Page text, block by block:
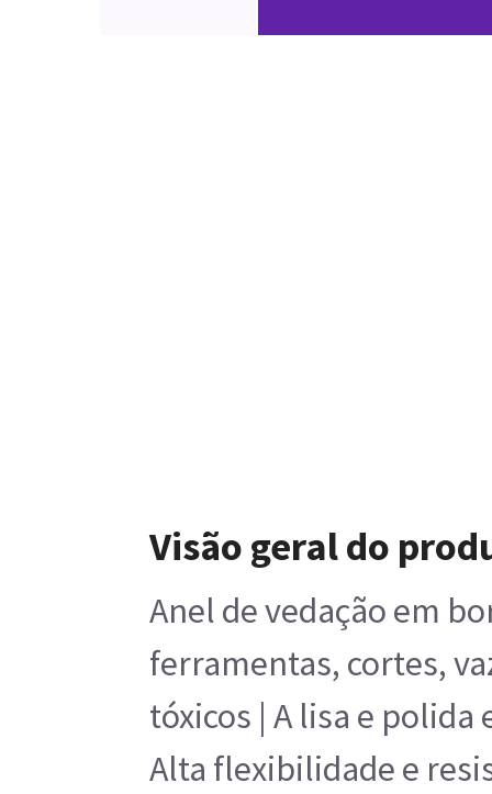
Visão geral do
Anel de vedação em
ferramentas, cortes,
tóxicos | A lisa e
Alta flexibilidade e